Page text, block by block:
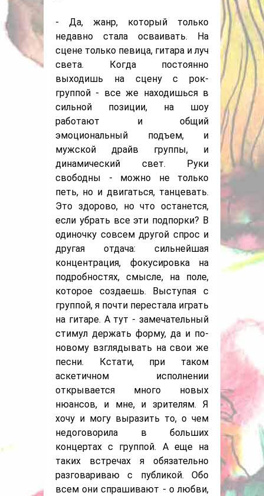
- Да, жанр, который только
недавно стала осваивать. На
сцене только певица, гитара и луч
света. Когда постоянно
выходишь на сцену с рок-
группой - все же находишься в
сильной позиции, на шоу
работают и общий
эмоциональный подъем, и
мужской драйв группы, и
динамический свет. Руки
свободны - можно не только
петь, но и двигаться, танцевать.
Это здорово, но что останется,
если убрать все эти подпорки? В
одиночку совсем другой спрос и
другая отдача: сильнейшая
концентрация, фокусировка на
подробностях, смысле, на поле,
которое создаешь. Выступая с
группой, я почти перестала играть
на гитаре. А тут - замечательный
стимул держать форму, да и по-
новому взглядывать на свои же
песни. Кстати, при таком
аскетичном исполнении
открывается много новых
нюансов, и мне, и зрителям. Я
хочу и могу выразить то, о чем
недоговорила в больших
концертах с группой. А еще на
таких встречах я обязательно
разговариваю с публикой. Обо
всем они спрашивают - о любви,